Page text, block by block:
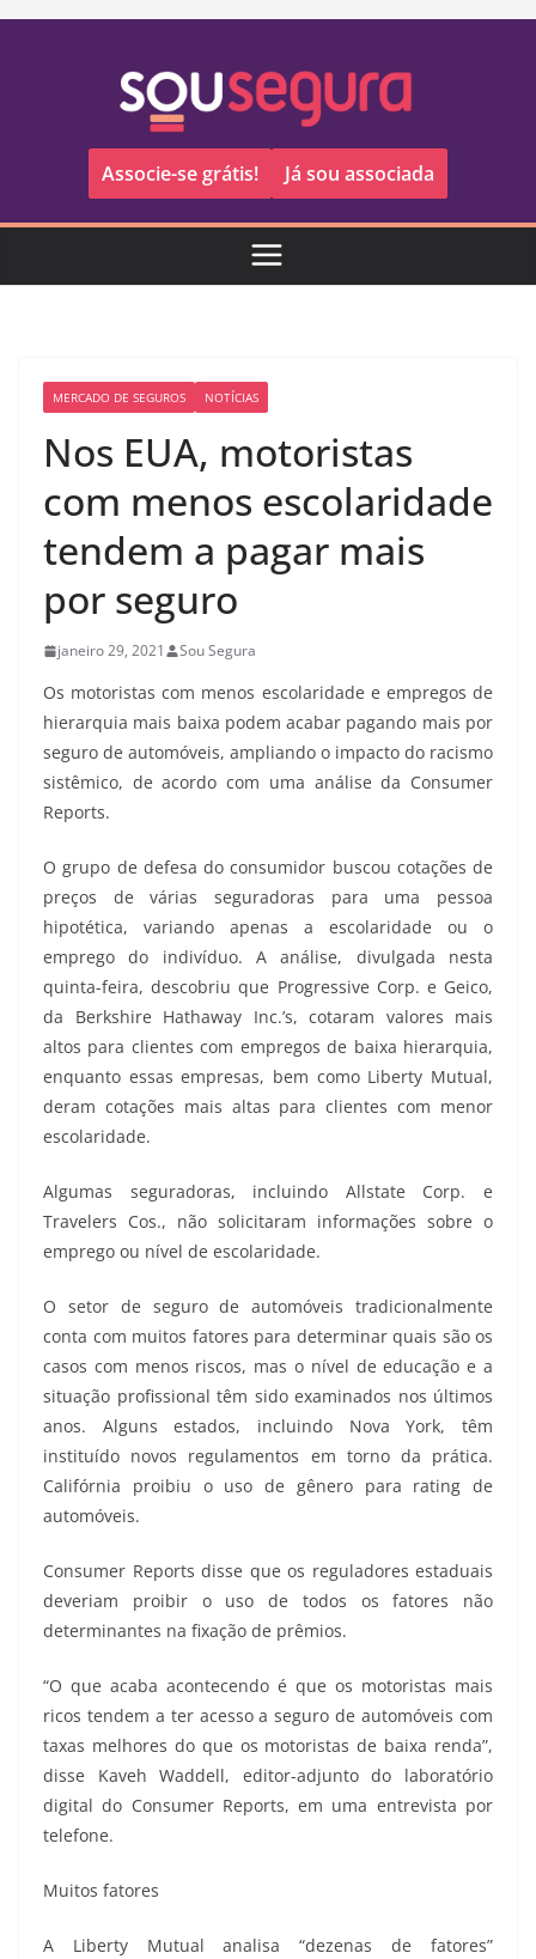
Pular
Associe-se grátis! Já sou associada
MERCADO DE SEGUROS NOTÍCIAS
Nos EUA, motoristas
com menos escolaridade
tendem a pagar mais
por seguro
janeiro 29, 2021 Sou Segura
Os motoristas com menos escolaridade e empregos de
hierarquia mais baixa podem acabar pagando mais por
seguro de automóveis, ampliando o impacto do racismo
sistêmico, de acordo com uma análise da Consumer
Reports.
O grupo de defesa do consumidor buscou cotações de
preços de várias seguradoras para uma pessoa
hipotética, variando apenas a escolaridade ou o
emprego do indivíduo. A análise, divulgada nesta
quinta-feira, descobriu que Progressive Corp. e Geico,
da Berkshire Hathaway Inc.’s, cotaram valores mais
altos para clientes com empregos de baixa hierarquia,
enquanto essas empresas, bem como Liberty Mutual,
deram cotações mais altas para clientes com menor
escolaridade.
Algumas seguradoras, incluindo Allstate Corp. e
Travelers Cos., não solicitaram informações sobre o
emprego ou nível de escolaridade.
O setor de seguro de automóveis tradicionalmente
conta com muitos fatores para determinar quais são os
casos com menos riscos, mas o nível de educação e a
situação profissional têm sido examinados nos últimos
anos. Alguns estados, incluindo Nova York, têm
instituído novos regulamentos em torno da prática.
Califórnia proibiu o uso de gênero para rating de
automóveis.
Consumer Reports disse que os reguladores estaduais
deveriam proibir o uso de todos os fatores não
determinantes na fixação de prêmios.
“O que acaba acontecendo é que os motoristas mais
ricos tendem a ter acesso a seguro de automóveis com
taxas melhores do que os motoristas de baixa renda”,
disse Kaveh Waddell, editor-adjunto do laboratório
digital do Consumer Reports, em uma entrevista por
telefone.
Muitos fatores
A Liberty Mutual analisa “dezenas de fatores”